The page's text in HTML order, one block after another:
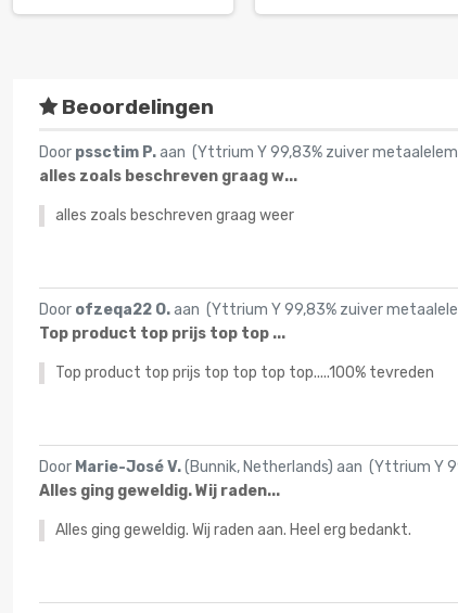
Beoordelingen
Door pssctim P.aan (Yttrium Y 99,83% zuiver
alles zoals beschreven graag w...
alles zoals beschreven graag weer
Door ofzeqa22 O.aan (Yttrium Y 99,83% zuiver
Top product top prijs top top ...
Top product top prijs top top top top.....100% tevreden
Door Marie-José V.(Bunnik, Netherlands) aan (Yttrium Y
Alles ging geweldig. Wij raden...
Alles ging geweldig. Wij raden aan. Heel erg bedankt.